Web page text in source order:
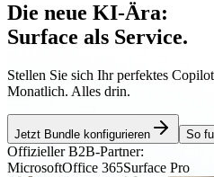
Die neue KI-Ära:
Surface als Service.
Stellen Sie sich Ihr perfektes
Monatlich. Alles drin.
Jetzt Bundle konfigurieren So
Offizieller B2B-Partner:
MicrosoftOffice 365Surface Pro